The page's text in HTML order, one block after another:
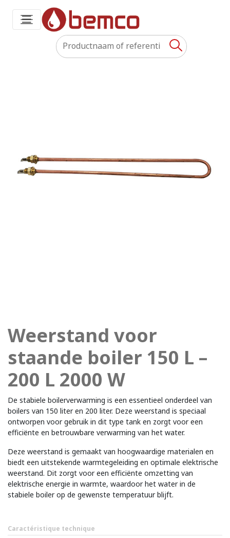
Weerstand voor
staande boiler 150 L –
200 L 2000 W
De stabiele boilerverwarming is een essentieel onderdeel van
boilers van 150 liter en 200 liter. Deze weerstand is speciaal
ontworpen voor gebruik in dit type tank en zorgt voor een
efficiënte en betrouwbare verwarming van het water.
Deze weerstand is gemaakt van hoogwaardige materialen en
biedt een uitstekende warmtegeleiding en optimale elektrische
weerstand. Dit zorgt voor een efficiënte omzetting van
elektrische energie in warmte, waardoor het water in de
stabiele boiler op de gewenste temperatuur blijft.
Caractéristique technique